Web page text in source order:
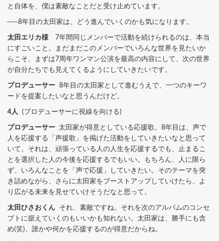
と自体を、僕は素敵なことだと受け止めています。
──8年目の太田家は、どう進んでいくのかも気になります。
太田エリカ様 7年間同じメンバーで活動を続けられるのは、本当
にすごいこと。まだまだこのメンバーでいろんな世界を見たいか
らこそ、まずは7周年ワンマン公演を最高の内容にして、次の世界
が自分たちでも見えてくるようにしていきたいです。
プロデューサー 8年目の太田家として進むうえで、一つのキーワ
ードを提案したいなと思うんだけど。
4人 (プロデューサーに視線を向ける)
プロデューサー 太田家が得意としている応援歌。8年目は、声で
人を応援する「声援歌」を掲げた活動をしていきたいなと思って
いて。それは、頑張っている人の人生を応援するでも、止まるこ
とを選択した人の今後を応援するでもいい。もちろん、人に限ら
ず、いろんなことを「声で応援」していきたい。そのテーマを突
き詰めながら、さらに太田家をブーストアップしていけたら、よ
り広がる未来を見せていけそうだなと思って。
太田ひさおくん それ、素敵ですね。それを次のアルバムのコンセ
プトに据えていくのもいいかも知れない。太田家は、勝手にも含
め(笑)、誰かや何かを応援するのが得意だからね。